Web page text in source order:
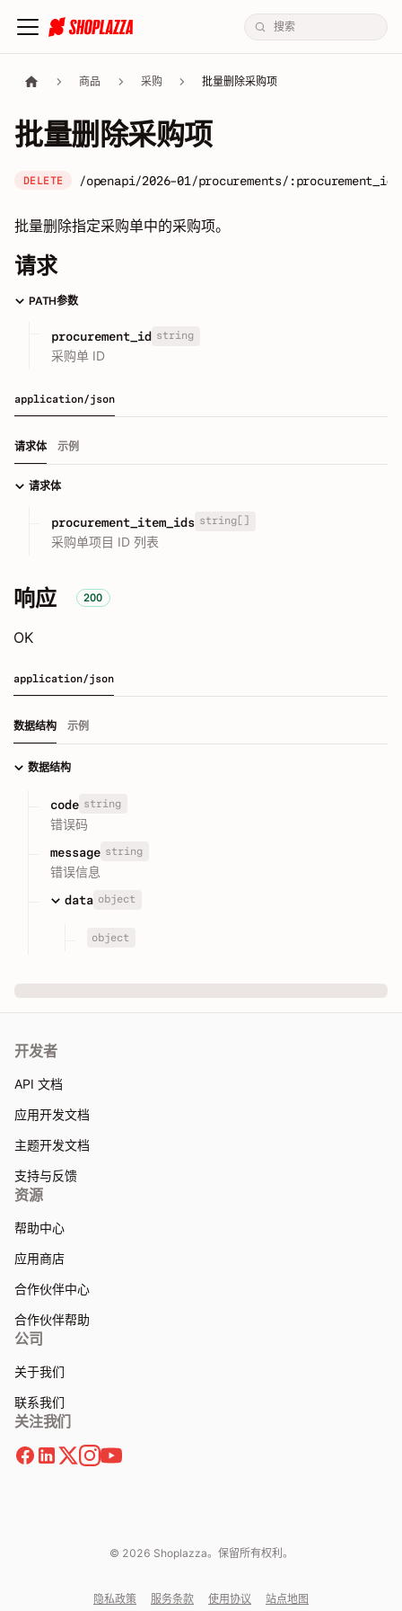
商品 采购 批量删除采购项
批量删除采购项
DELETE /openapi/2026-01/procurements/
批量删除指定采购单中的采购项。
请求
PATH参数
procurement_id string
采购单 ID
application/json
请求体 示例
请求体
procurement_item_ids string[]
采购单项目 ID 列表
响应 200
OK
application/json
数据结构 示例
数据结构
code string
错误码
message string
错误信息
data object
object
开发者
API 文档
应用开发文档
主题开发文档
支持与反馈
资源
帮助中心
应用商店
合作伙伴中心
合作伙伴帮助
公司
关于我们
联系我们
关注我们
© 2026 Shoplazza。保留所有权利。
隐私政策 服务条款 使用协议 站点地图